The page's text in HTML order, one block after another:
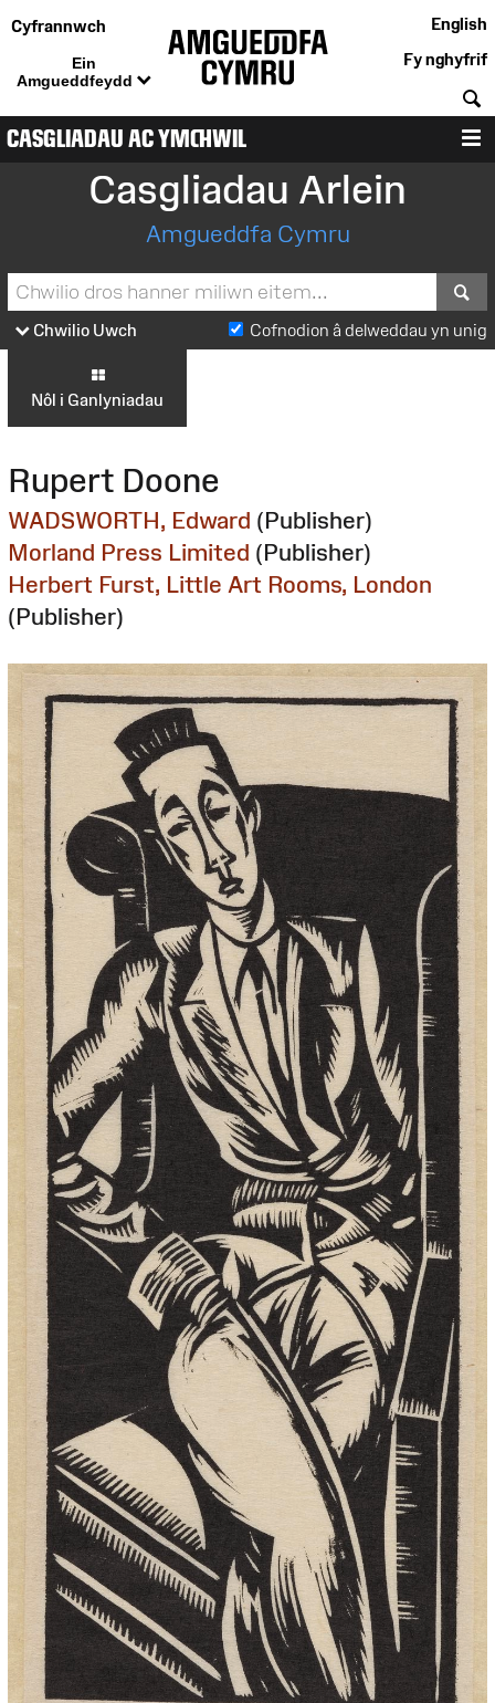
Cyfrannwch
Ein
Amgueddfeydd
English
Fy nghyfrif
CASGLIADAU AC YMCHWIL
Casgliadau Arlein
Amgueddfa Cymru
Chwilio Uwch Cofnodion â delweddau yn unig
Nôl i Ganlyniadau
Rupert Doone
WADSWORTH, Edward (Publisher)
Morland Press Limited (Publisher)
Herbert Furst, Little Art Rooms, London
(Publisher)